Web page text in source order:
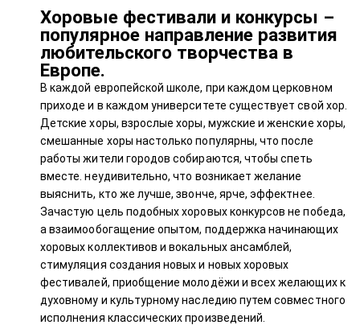
Хоровые фестивали и конкурсы –
популярное направление развития
любительского творчества в
Европе.
В каждой европейской школе, при каждом церковном
приходе и в каждом университете существует свой хор.
Детские хоры, взрослые хоры, мужские и женские хоры,
смешанные хоры настолько популярны, что после
работы жители городов собираются, чтобы спеть
вместе. неудивительно, что возникает желание
выяснить, кто же лучше, звонче, ярче, эффектнее.
Зачастую цель подобных хоровых конкурсов не победа,
а взаимообогащение опытом, поддержка начинающих
хоровых коллективов и вокальных ансамблей,
стимуляция создания новых и новых хоровых
фестивалей, приобщение молодёжи и всех желающих к
духовному и культурному наследию путем совместного
исполнения классических произведений.